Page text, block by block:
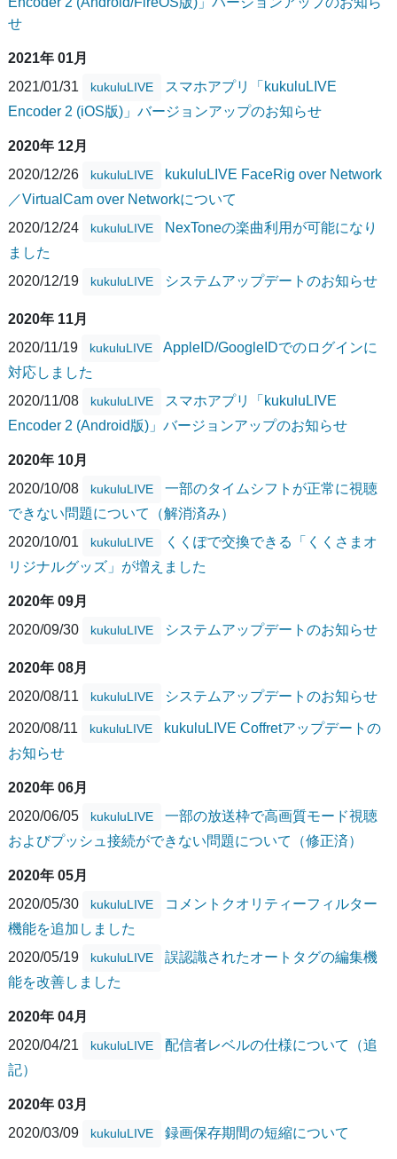
せ
2021年 01月
2021/01/31
kukuluLIVE
スマホアプリ「kukuluLIVE
Encoder 2 (iOS版)」バージョンアップのお知らせ
2020年 12月
2020/12/26
kukuluLIVE
kukuluLIVE FaceRig over Network
／VirtualCam over Networkについて
2020/12/24
kukuluLIVE
NexToneの楽曲利用が可能になり
ました
2020/12/19
kukuluLIVE システムアップデートのお知らせ
2020年 11月
2020/11/19
kukuluLIVE
AppleID/GoogleIDでのログインに
対応しました
2020/11/08
kukuluLIVE
スマホアプリ「kukuluLIVE
Encoder 2 (Android版)」バージョンアップのお知らせ
2020年 10月
2020/10/08
kukuluLIVE
一部のタイムシフトが正常に視聴
できない問題について（解消済み）
2020/10/01
kukuluLIVE
くくぽで交換できる「くくさまオ
リジナルグッズ」が増えました
2020年 09月
2020/09/30
kukuluLIVE システムアップデートのお知らせ
2020年 08月
2020/08/11
kukuluLIVE システムアップデートのお知らせ
2020/08/11 kukuluLIVE
kukuluLIVE Coffretアップデートの
お知らせ
2020年 06月
2020/06/05
kukuluLIVE
一部の放送枠で高画質モード視聴
およびプッシュ接続ができない問題について（修正済）
2020年 05月
2020/05/30
kukuluLIVE
コメントクオリティーフィルター
機能を追加しました
2020/05/19
kukuluLIVE
誤認識されたオートタグの編集機
能を改善しました
2020年 04月
2020/04/21
kukuluLIVE
配信者レベルの仕様について（追
記）
2020年 03月
2020/03/09
kukuluLIVE 録画保存期間の短縮について